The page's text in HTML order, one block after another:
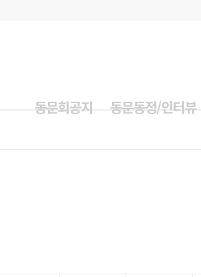
동문회공지 동문동정/인터뷰